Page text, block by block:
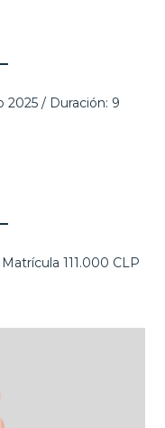
2025 / Duración: 9
111.000 CLP